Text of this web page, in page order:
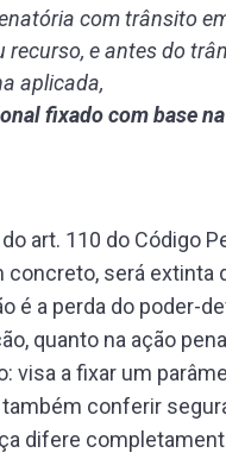
com trânsito
e antes do
aplicada,
fixado com base
art. 110 do Código
concreto, será extinta
é a perda do poder-
quanto na ação
visa a fixar um
conferir
difere